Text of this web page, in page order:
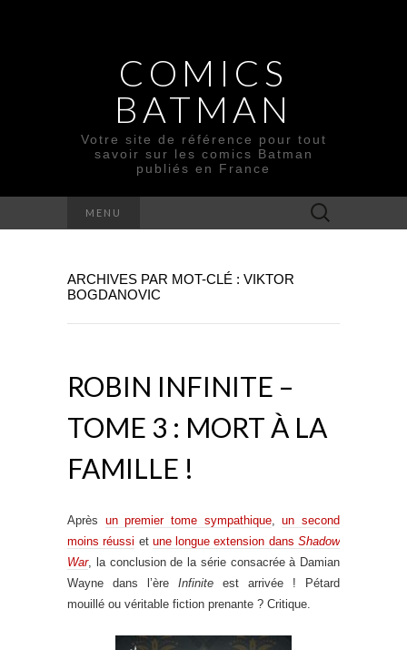
COMICS
BATMAN
Votre site de référence pour tout
savoir sur les comics Batman
publiés en France
MENU Rechercher :
ARCHIVES PAR MOT-CLÉ : VIKTOR
BOGDANOVIC
ROBIN INFINITE –
TOME 3 : MORT À LA
FAMILLE !
Après un premier tome sympathique,un second
moins réussi et une longue extension dansShadow
War, la conclusion de la série consacrée à Damian
Wayne dans l’ère Infinite est arrivée ! Pétard
mouillé ou véritable fiction prenante ? Critique.